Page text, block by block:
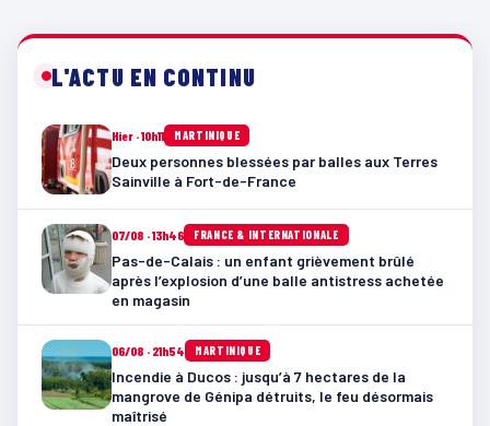
L'ACTU EN CONTINU
Hier · 10h11 MARTINIQUE
Deux personnes blessées par balles aux Terres
Sainville à Fort-de-France
07/08 · 13h46 FRANCE & INTERNATIONALE
Pas-de-Calais : un enfant grièvement brûlé
après l’explosion d’une balle antistress achetée
en magasin
06/08 · 21h54 MARTINIQUE
Incendie à Ducos : jusqu’à 7 hectares de la
mangrove de Génipa détruits, le feu désormais
maîtrisé